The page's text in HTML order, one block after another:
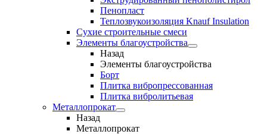
Пенопласт
Теплозвукоизоляция Knauf Insulation
Сухие строительные смеси
Элементы благоустройства
Назад
Элементы благоустройства
Борт
Плитка вибропрессованная
Плитка вибролитьевая
Металлопрокат
Назад
Металлопрокат